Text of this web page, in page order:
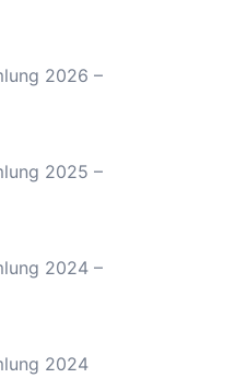
2026 –
2025 –
2024 –
2024